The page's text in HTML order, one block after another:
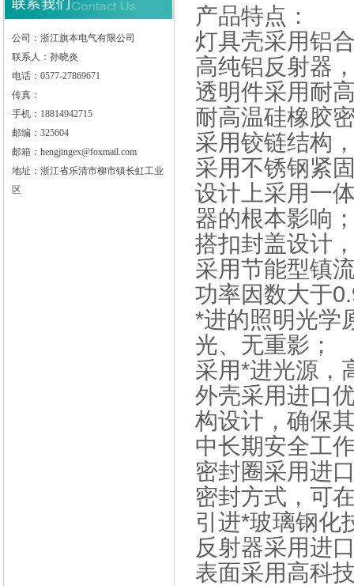
公司：浙江旗本电气有限公司
联系人：孙晓炎
电话：0577-27869671
传真：
手机：18814942715
邮编：325604
邮箱：hengjingex@foxmail.com
地址：浙江省乐清市柳市镇长虹工业
区
产品特点：
灯具壳采用铝
高纯铝反射器
透明件采用耐
耐高温硅橡胶
采用铰链结构
采用不锈钢紧
设计上采用一
器的根本影响
搭扣封盖设计
采用节能型镇
功率因数大于
*进的照明光学
光、无重影；
采用*进光源，
外壳采用进口
构设计，确保
中长期安全工
密封圈采用进
密封方式，可
引进*玻璃钢化
反射器采用进
表面采用高科